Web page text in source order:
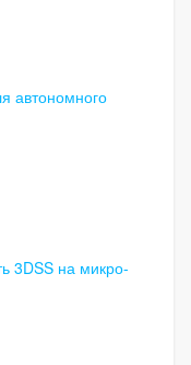
автономного
3DSS на микро-